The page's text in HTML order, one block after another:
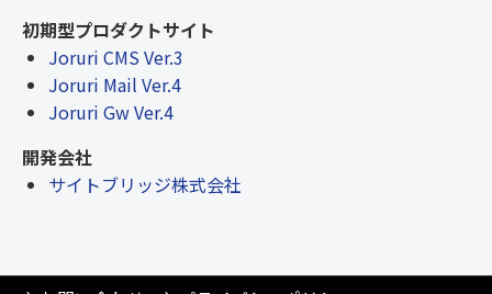
初期型プロダクトサイト
Joruri CMS Ver.3
Joruri Mail Ver.4
Joruri Gw Ver.4
開発会社
サイトブリッジ株式会社